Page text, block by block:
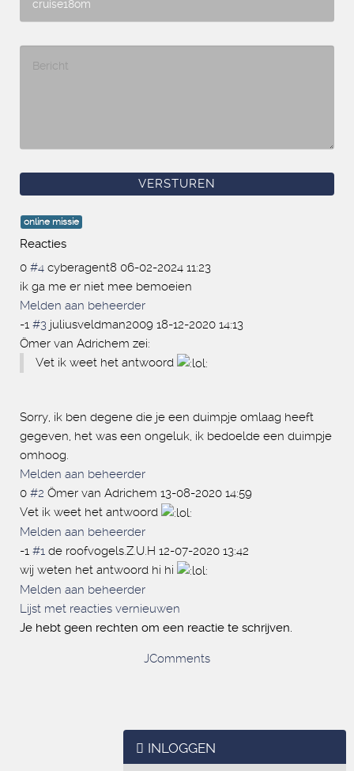
online missie
Reacties
0 #4 cyberagent8 06-02-2024 11:23
ik ga me er niet mee bemoeien
Melden aan beheerder
-1 #3 juliusveldman2009 18-12-2020 14:13
Ömer van Adrichem zei:
Vet ik weet het antwoord
Sorry, ik ben degene die je een duimpje omlaag heeft
gegeven, het was een ongeluk, ik bedoelde een duimpje
omhoog.
Melden aan beheerder
0 #2 Ömer van Adrichem 13-08-2020 14:59
Vet ik weet het antwoord
Melden aan beheerder
-1 #1 de roofvogels.Z.U.H 12-07-2020 13:42
wij weten het antwoord hi hi
Melden aan beheerder
Lijst met reacties vernieuwen
Je hebt geen rechten om een reactie te schrijven.
JComments
INLOGGEN